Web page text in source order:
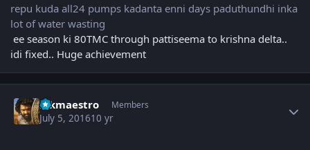
repu kuda all24 pumps kadanta enni days paduthundhi inka
lot of water wasting
ee season ki 80TMC through pattiseema to krishna delta..
idi fixed.. Huge achievement
sskmaestro Members
July 5, 201610 yr